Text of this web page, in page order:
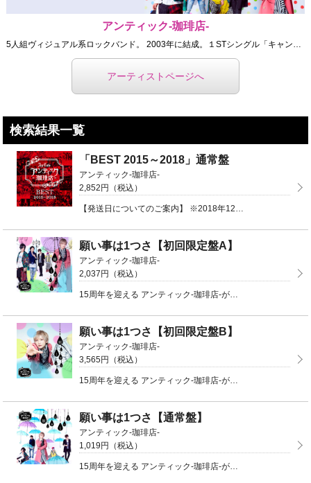
アンティック-珈琲店-
5人組ヴィジュアル系ロックバンド。 2003年に結成。１STシングル「キャンデーホリック」がオリコ ...
アーティストページへ
検索結果一覧
「BEST 2015～2018」通常盤
アンティック-珈琲店-
2,852円（税込）
【発送日についてのご案内】 ※2018年12月3日（月）以降のご注文分は、12/6（木）より順次発送 ...
願い事は1つさ【初回限定盤A】
アンティック-珈琲店-
2,037円（税込）
15周年を迎える アンティック-珈琲店-が贈る、初の春の失恋ソング！初回限定盤A（CD＋DVD）品番 ...
願い事は1つさ【初回限定盤B】
アンティック-珈琲店-
3,565円（税込）
15周年を迎える アンティック-珈琲店-が贈る、初の春の失恋ソング！初回限定盤B（CD＋DVD）品番 ...
願い事は1つさ【通常盤】
アンティック-珈琲店-
1,019円（税込）
15周年を迎える アンティック-珈琲店-が贈る、初の春の失恋ソング！通常盤（CD）品番：JBCW-4 ...